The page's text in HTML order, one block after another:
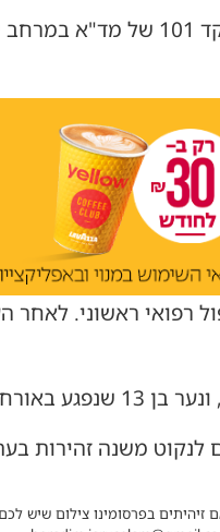
בשעות אחר הצהריים של שבת, בשעה
רפואי ראשוני. לאחר
לנקוט משנה זהירות
זיהיתים בפרסומינו צילום שיש